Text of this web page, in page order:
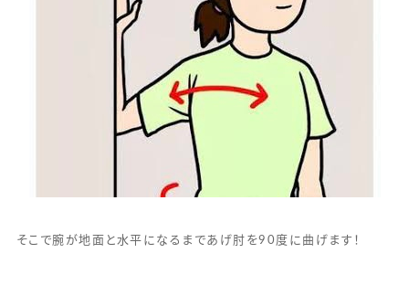
そこで腕が地面と水平になるまであげ肘を90度に曲げます！